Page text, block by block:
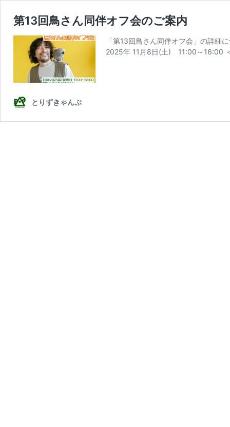
第13回鳥さん同伴オフ会のご案内
「第13回鳥さん同伴オフ会」の詳細
2025年 11月8日(土) 11:00～16:00
とりずきゃんぷ